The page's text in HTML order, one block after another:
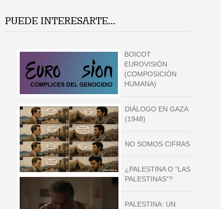
PUEDE INTERESARTE...
BOICOT
EUROVISIÓN
(COMPOSICIÓN
HUMANA)
DIÁLOGO EN GAZA
(1948)
NO SOMOS CIFRAS
¿PALESTINA O “LAS
PALESTINAS”?
PALESTINA: UN